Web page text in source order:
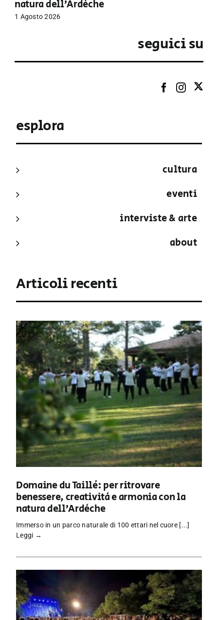
natura dell’Ardèche
1 Agosto 2026
seguici su
esplora
cultura
eventi
interviste & arte
about
Articoli recenti
Domaine du Taillé: per ritrovare
benessere, creatività e armonia con la
natura dell’Ardèche
Immerso in un parco naturale di 100 ettari nel cuore [...]
Leggi →